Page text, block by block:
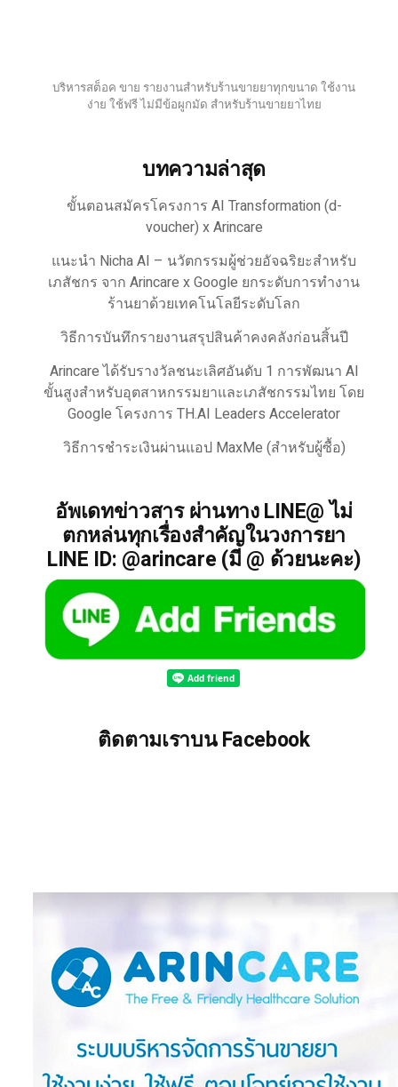
บริหารสต็อค ขาย รายงานสำหรับร้านขายยาทุกขนาด ใช้งาน
ง่าย ใช้ฟรี ไม่มีข้อผูกมัด สำหรับร้านขายยาไทย
บทความล่าสุด
ขั้นตอนสมัครโครงการ AI Transformation (d-
voucher) x Arincare
แนะนำ Nicha AI – นวัตกรรมผู้ช่วยอัจฉริยะสำหรับ
เภสัชกร จาก Arincare x Google ยกระดับการทำงาน
ร้านยาด้วยเทคโนโลยีระดับโลก
วิธีการบันทึกรายงานสรุปสินค้าคงคลังก่อนสิ้นปี
Arincare ได้รับรางวัลชนะเลิศอันดับ 1 การพัฒนา AI
ขั้นสูงสำหรับอุตสาหกรรมยาและเภสัชกรรมไทย โดย
Google โครงการ TH.AI Leaders Accelerator
วิธีการชำระเงินผ่านแอป MaxMe (สำหรับผู้ซื้อ)
อัพเดทข่าวสาร ผ่านทาง LINE@ ไม่
ตกหล่นทุกเรื่องสำคัญในวงการยา
LINE ID: @arincare (มี @ ด้วยนะคะ)
ติดตามเราบน Facebook